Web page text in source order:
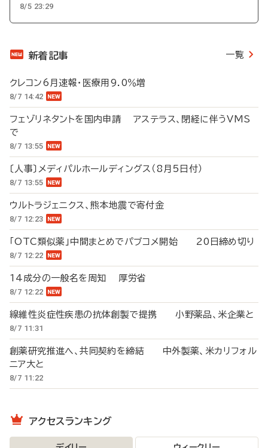
8/5 23:29
新着記事 一覧
クレコン6月速報・医療用9.0％増
8/7 14:42
フェゾリネタントを国内申請 アステラス、閉経に伴うVMS
で
8/7 13:55
〔人事〕メディパルホールディングス（8月5日付）
8/7 13:55
ウルトラジェニクス、熊本地震で寄付金
8/7 12:23
「OTC類似薬」中間まとめでパブコメ開始 20日締め切り
8/7 12:22
14成分の一般名を周知 厚労省
8/7 12:22
線維性炎症性疾患の抗体創製で提携 小野薬品、米企業と
8/7 11:31
創薬研究推進へ、共同契約を締結 中外製薬、米カリフォル
ニア大と
8/7 11:22
アクセスランキング